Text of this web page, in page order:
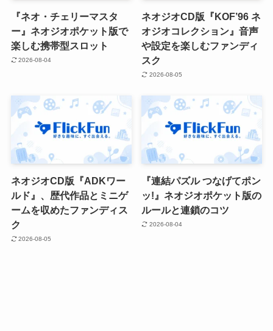
『ネオ・チェリーマスタ
ー』ネオジオポケット版で
楽しむ携帯型スロット
2026-08-04
ネオジオCD版『KOF’96 ネ
オジオコレクション』音声
や設定を楽しむファンディ
スク
2026-08-05
ネオジオCD版『ADKワー
ルド』、歴代作品とミニゲ
ームを収めたファンディス
ク
2026-08-05
『連結パズル つなげてポン
ッ!』ネオジオポケット版の
ルールと連鎖のコツ
2026-08-04